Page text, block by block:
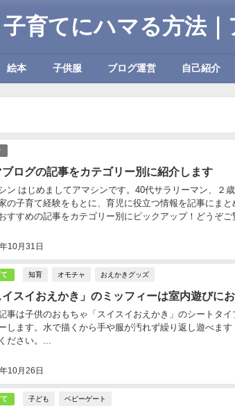
育てにハマる方法
絵本 子供服 ブログ運営 自己紹介
ブログの記事をカテゴリー別に紹介します
10月31日
ン はじめましてアマシンです。40代サラリーマン、２
の子育て経験をもとに、育児に役立つ情報を記事にま
すすめの記事をカテゴリー別にピックアップ！どうぞご覧ください
知育 オモチャ おえかきグッズ
イスイおえかき」のミッフィーは室内遊びに
10月26日
事は子供のおもちゃ「スイスイおえかき」のシートタ
します。水で描くから手や服が汚れず繰り返し遊べま
ださい。...
子ども ベビーゲート